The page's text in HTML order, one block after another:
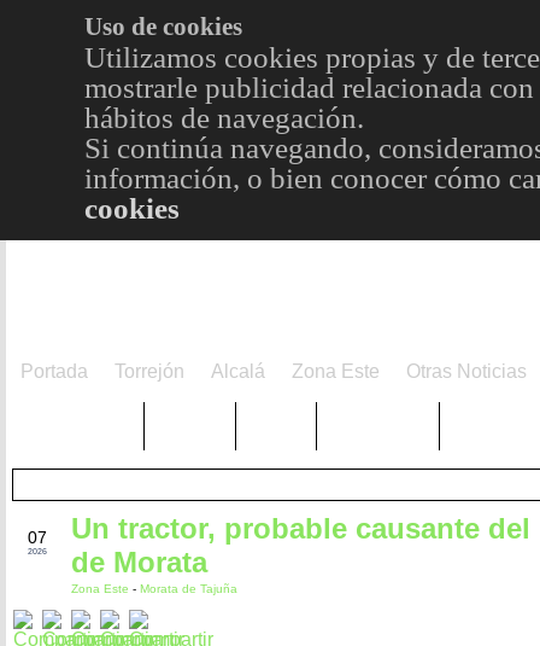
Uso de cookies
Utilizamos cookies propias y de
mostrarle publicidad relacionada
hábitos de navegación.
Si continúa navegando,
información, o bien conocer cómo
cookies
Portada Torrejón Alcalá Zona Este Otras Noticias
07
2026
Un tractor, probable causante
de Morata
Zona Este - Morata de Tajuña